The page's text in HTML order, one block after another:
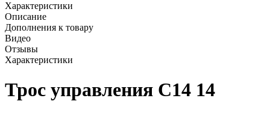
Характеристики
Описание
Дополнения к товару
Видео
Отзывы
Характеристики
Трос управления C14 14